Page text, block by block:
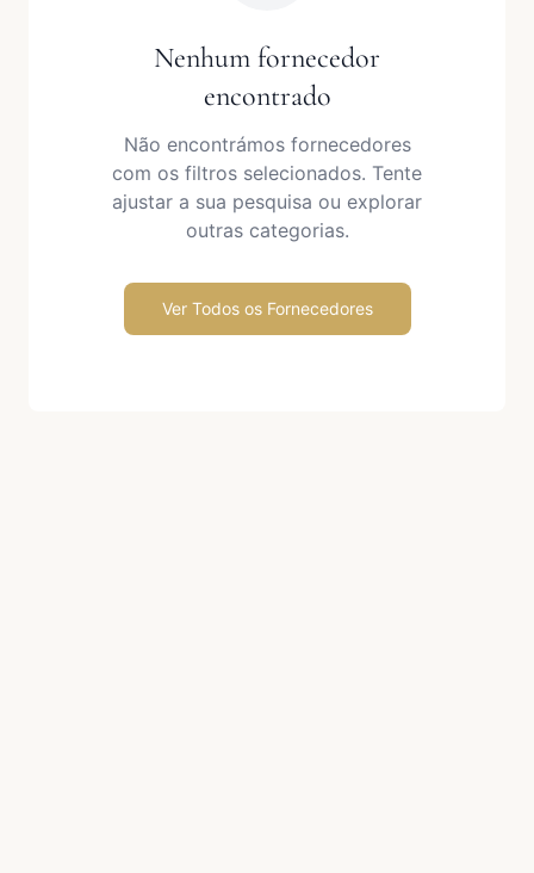
Nenhum fornecedor
encontrado
Não encontrámos fornecedores
com os filtros selecionados. Tente
ajustar a sua pesquisa ou explorar
outras categorias.
Ver Todos os Fornecedores